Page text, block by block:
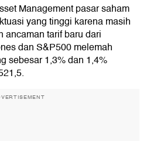
Management pasar saham
yang tinggi karena masih
ancaman tarif baru dari
dan S&P500 melemah
sebesar 1,3% dan 1,4%